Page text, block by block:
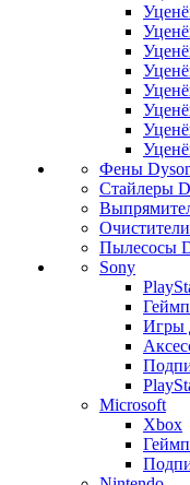
Фены
Стайлеры
Пылесосы
Sony
Игры
Microsoft
Xbox